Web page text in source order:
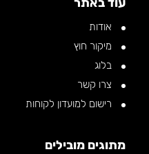
אודות
מיקור חוץ
בלוג
צרו קשר
רישום למועדון לקוחות
מתוגים מובילים